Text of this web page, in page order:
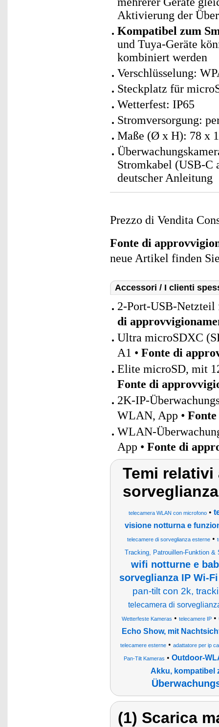
Aktivierung der
Kompatibel zum
und Tuya-Geräte
kombiniert werden
Verschlüsselung:
Steckplatz für
Wetterfest: IP65
Stromversorgung:
Maße (Ø x H): 78 x
Stromkabel (USB-C
deutscher Anleitung
Prezzo di Vendita
Fonte di
neue Artikel finden
Accessori / I clienti
2-Port-USB-
di
Ultra microSDXC
A1 • Fonte di
Elite microSD, mit
Fonte di
2K-IP-
WLAN, App •
WLAN-
App • Fonte di
Temi relativi
telecamera WLAN con microfono •
visione notturna e
telecamere di sorveglianza esterne •
Tracking, Patrouillen-Funktion &
wifi notturne e
sorveglianza IP Wi-
pan-tilt con 2k,
telecamera di
Wetterfeste Kameras • telecamere IP •
Echo Show, mit
telecamere esterne • adattatore per ip
Pan-Tilt Kameras • Outdoor-
Akku, kompatibel
(1) Scarica